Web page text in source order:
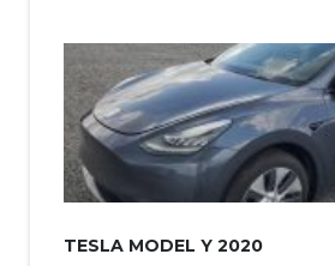
TESLA MODEL Y 2020